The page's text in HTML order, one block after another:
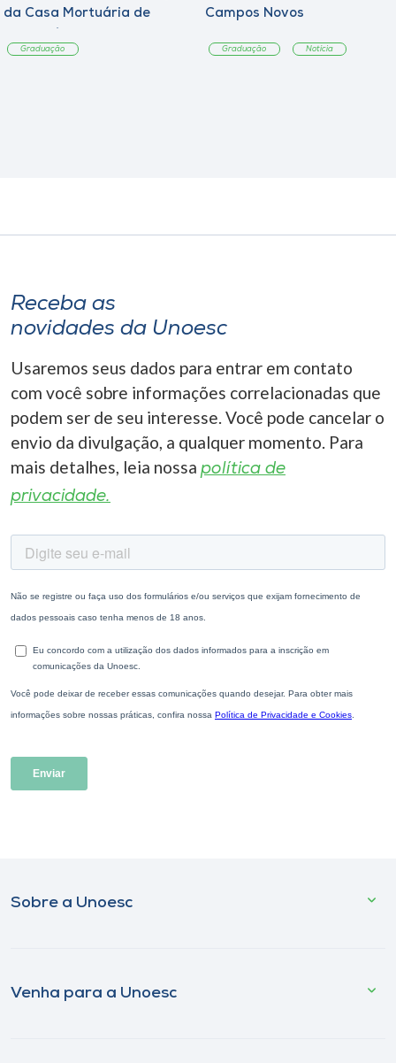
da Casa Mortuária de
Graduação
Campos Novos
Graduação Notícia
Receba as
novidades da Unoesc
Usaremos seus dados para entrar em contato
com você sobre informações correlacionadas que
podem ser de seu interesse. Você pode cancelar o
envio da divulgação, a qualquer momento. Para
mais detalhes, leia nossa política de
privacidade.
Sobre a Unoesc
Venha para a Unoesc